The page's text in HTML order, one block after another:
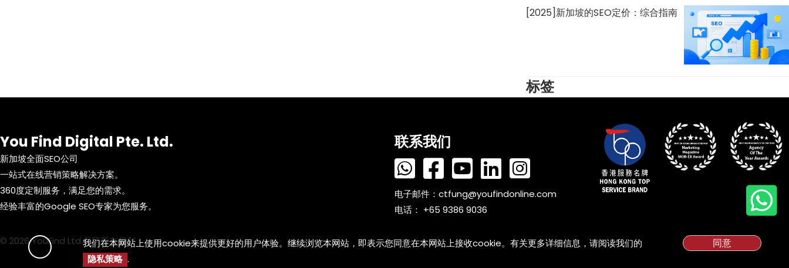
[2025]新加坡的SEO定价：综合指南
标签
You Find Digital Pte. Ltd.
新加坡全面SEO公司
一站式在线营销策略解决方案。
360度定制服务，满足您的需求。
经验丰富的Google SEO专家为您服务。
联系我们
电子邮件： ctfung@youfindonline.com
电话： +65 9386 9036
© 2026 YouFind Ltd.保留所有权利我们在本网站上使用cookie来提供更好的用户体验。继续浏览本网站，即表示您同意在本网站上接收cookie。有关更多详细信息，请阅读我们的
隐私策略 .
同意